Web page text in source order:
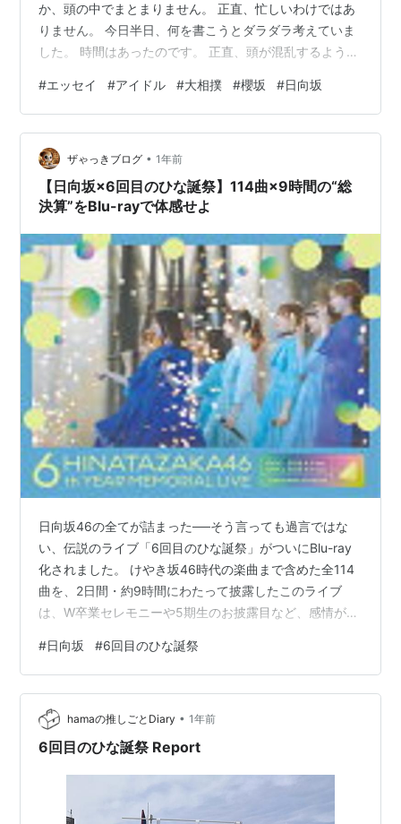
か、頭の中でまとまりません。 正直、忙しいわけではあ
りません。 今日半日、何を書こうとダラダラ考えていま
した。 時間はあったのです。 正直、頭が混乱するような
に、大相撲中継を見ています。 熱海富士、勝ち越しでき
てとても嬉しそうです。 放送学科卒ですが、正直あまり
テレビは観ていませんでした 正直、今日の晩御飯は鰻で
す。 贈り物としていただいた浜名湖産の上物です。 鰻は
大好物です。楽しみです。 ところがどっこい、お昼の冷
やし中華を食べ過ぎました…
#エッセイ #アイドル #大相撲 #櫻坂 #日向坂
ザゃっきブログ • 1年前
【日向坂×6回目のひな誕祭】114曲×9時間の“総
決算”をBlu-rayで体感せよ
日向坂46の全てが詰まった──そう言っても過言ではな
い、伝説のライブ「6回目のひな誕祭」がついにBlu-ray
化されました。 けやき坂46時代の楽曲まで含めた全114
曲を、2日間・約9時間にわたって披露したこのライブ
は、W卒業セレモニーや5期生のお披露目など、感情が押
チ”で、何度でも繰り返し体感できるチャンスに変わりま
した。 映像でしか味わえないアングル、音、演出。そし
て、特典アクリルスタンドやブックレットまで付いた完
全生産限定盤。 この記事では、このBlu-rayの魅力や内容
のボリューム、そして買うべき理由を、未購入の方にも
#日向坂 #6回目のひな誕祭
hamaの推しごとDiary • 1年前
6回目のひな誕祭 Report